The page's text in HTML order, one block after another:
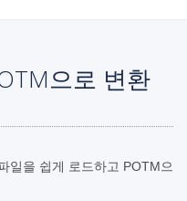
으로 변환
일을 쉽게 로드하고 POTM으